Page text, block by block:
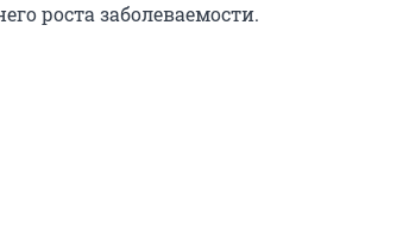
роста заболеваемости.